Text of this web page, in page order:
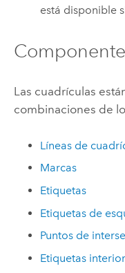
está disponible
Las cuadrículas
combinaciones de
Líneas de
Marcas
Etiquetas
Etiquetas de
Puntos de
Etiquetas